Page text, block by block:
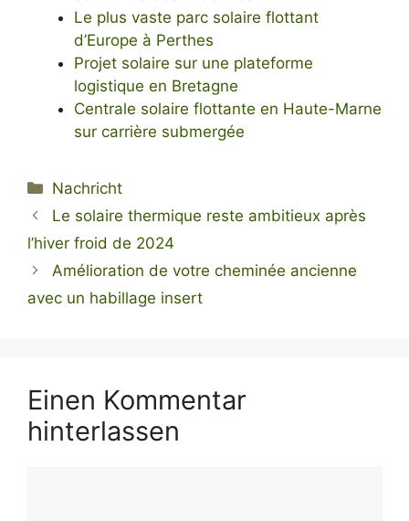
Le plus vaste parc solaire flottant
d’Europe à Perthes
Projet solaire sur une plateforme
logistique en Bretagne
Centrale solaire flottante en Haute-Marne
sur carrière submergée
Kategorien
Nachricht
Le solaire thermique reste ambitieux après
l’hiver froid de 2024
Amélioration de votre cheminée ancienne
avec un habillage insert
Einen Kommentar
hinterlassen